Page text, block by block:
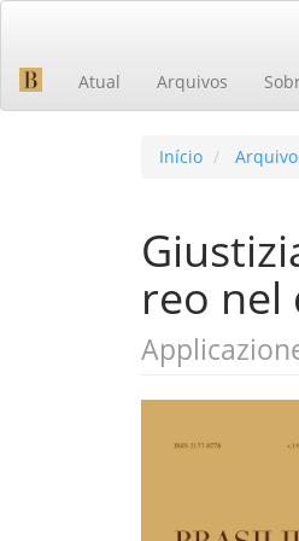
principal
Barra
Atual Arquivos
Início
reo
lateral